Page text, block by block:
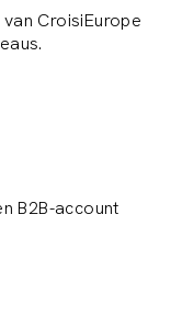
CroisiEurope
B2B-account